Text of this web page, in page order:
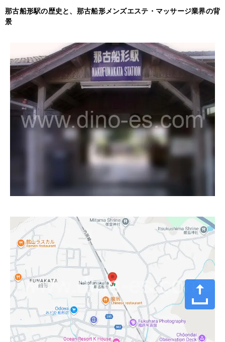
那古船形駅の歴史と、那古船形メンズエステ・マッサージ業界の背
景